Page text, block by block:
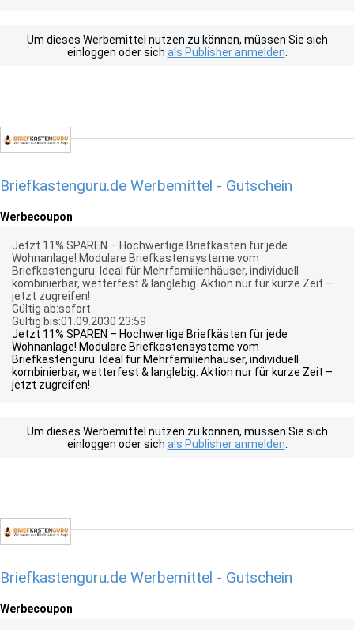
Um dieses Werbemittel nutzen zu können, müssen Sie sich
einloggen oder sich als Publisher anmelden
Briefkastenguru.de Werbemittel - Gutschein
Werbecoupon
Jetzt 11% SPAREN – Hochwertige Briefkästen für jede
Wohnanlage! Modulare Briefkastensysteme vom
Briefkastenguru: Ideal für Mehrfamilienhäuser, individuell
kombinierbar, wetterfest & langlebig. Aktion nur für kurze Zeit –
jetzt zugreifen!
Gültig ab:sofort
Gültig bis:01.09.2030 23:59
Jetzt 11% SPAREN – Hochwertige Briefkästen für jede
Wohnanlage! Modulare Briefkastensysteme vom
Briefkastenguru: Ideal für Mehrfamilienhäuser, individuell
kombinierbar, wetterfest & langlebig. Aktion nur für kurze Zeit –
jetzt zugreifen!
Um dieses Werbemittel nutzen zu können, müssen Sie sich
einloggen oder sich als Publisher anmelden
Briefkastenguru.de Werbemittel - Gutschein
Werbecoupon